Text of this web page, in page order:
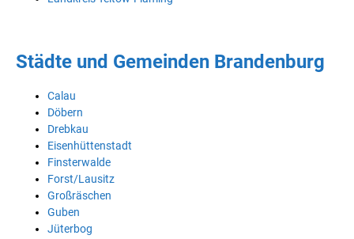
Städte und Gemeinden Brandenburg
Calau
Döbern
Drebkau
Eisenhüttenstadt
Finsterwalde
Forst/Lausitz
Großräschen
Guben
Jüterbog